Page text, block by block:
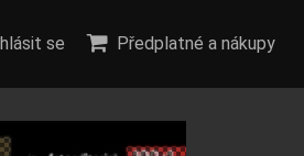
se Předplatné a nákupy